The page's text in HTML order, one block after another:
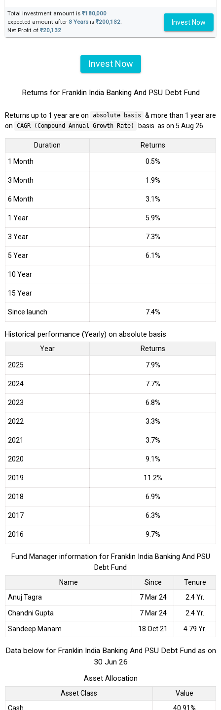
Total investment amount is ₹180,000
expected amount after 3 Years is ₹200,132.
Net Profit of ₹20,132
Invest Now
Invest Now
Returns for Franklin India Banking And PSU Debt Fund
Returns up to 1 year are on absolute basis
& more than 1 year are
on
CAGR (Compound Annual Growth Rate) basis. as on 5 Aug 26
Duration Returns
1 Month 0.5%
3 Month 1.9%
6 Month 3.1%
1 Year 5.9%
3 Year 7.3%
5 Year 6.1%
10 Year
15 Year
Since launch 7.4%
Historical performance (Yearly) on absolute basis
Year Returns
2025 7.9%
2024 7.7%
2023 6.8%
2022 3.3%
2021 3.7%
2020 9.1%
2019 11.2%
2018 6.9%
2017 6.3%
2016 9.7%
Fund Manager information for Franklin India Banking And PSU
Debt Fund
Name Since
Tenure
Anuj Tagra
7 Mar 24
2.4 Yr.
Chandni Gupta
7 Mar 24
2.4 Yr.
Sandeep Manam
18 Oct 21 4.79 Yr.
Data below for Franklin India Banking And PSU Debt Fund as on
30 Jun 26
Asset Allocation
Asset Class
Value
Cash
40.91%